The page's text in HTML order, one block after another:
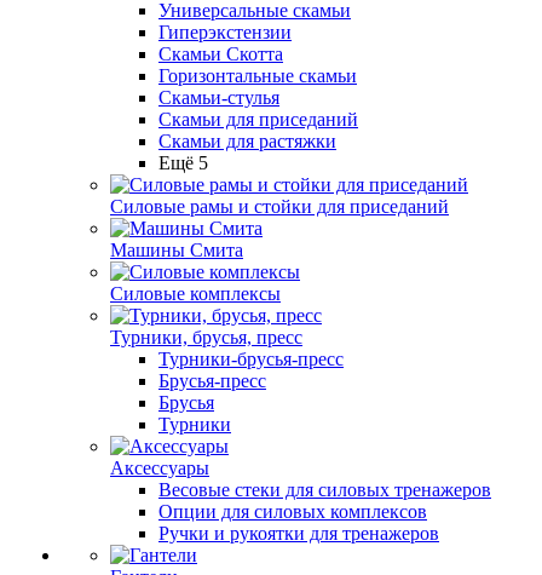
Универсальные скамьи
Гиперэкстензии
Скамьи Скотта
Горизонтальные скамьи
Скамьи-стулья
Скамьи для приседаний
Скамьи для растяжки
Ещё 5
Силовые рамы и стойки для приседаний
Машины Смита
Силовые комплексы
Турники, брусья, пресс
Турники-брусья-пресс
Брусья-пресс
Брусья
Турники
Аксессуары
Весовые стеки для силовых тренажеров
Опции для силовых комплексов
Ручки и рукоятки для тренажеров